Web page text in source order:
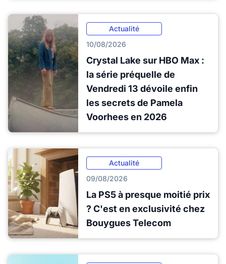
Actualité
10/08/2026
Crystal Lake sur HBO Max :
la série préquelle de
Vendredi 13 dévoile enfin
les secrets de Pamela
Voorhees en 2026
Actualité
09/08/2026
La PS5 à presque moitié prix
? C'est en exclusivité chez
Bouygues Telecom